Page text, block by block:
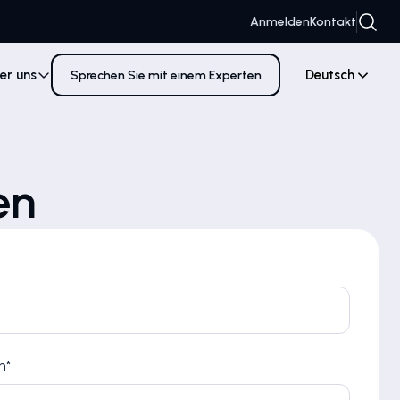
AnmeldenKontakt
uns Sprechen Sie mit einem Experten Deutsch